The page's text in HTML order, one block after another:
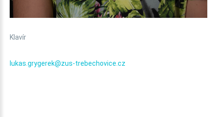
Klavír
lukas.grygerek@zus-trebechovice.cz